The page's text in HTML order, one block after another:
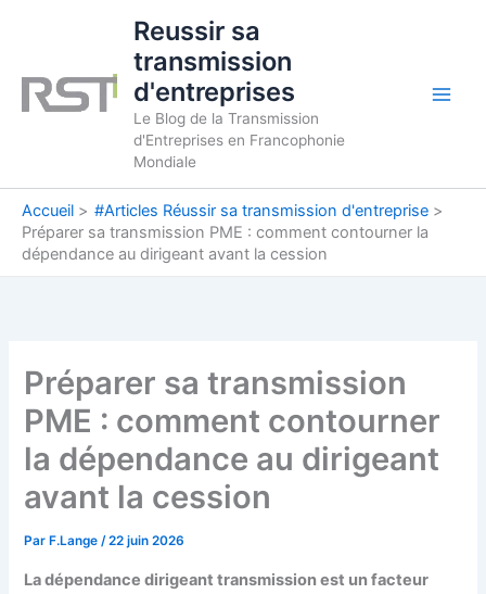
Reussir sa
transmission
d'entreprises
Le Blog de la Transmission
d'Entreprises en Francophonie
Mondiale
Accueil
#Articles Réussir sa transmission d'entreprise
Préparer sa transmission PME : comment contourner la
dépendance au dirigeant avant la cession
Préparer sa transmission
PME : comment contourner
la dépendance au dirigeant
avant la cession
Par F.Lange/22 juin 2026
La dépendance dirigeant transmission est un facteur